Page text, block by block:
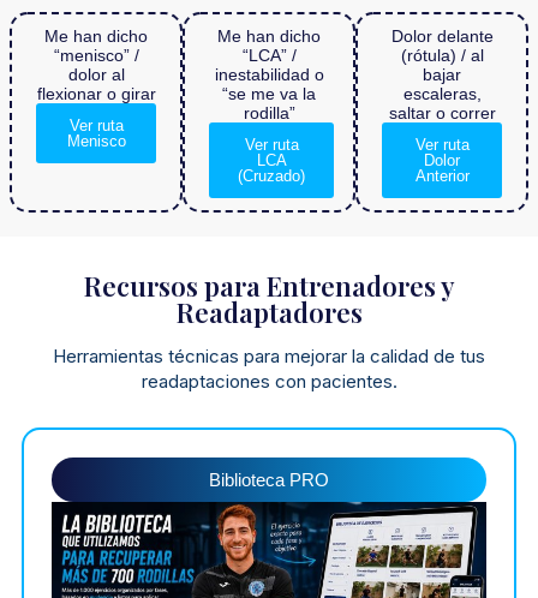
Me han dicho
“menisco” /
dolor al
flexionar o girar
Ver ruta
Menisco
Me han dicho
“LCA” /
inestabilidad o
“se me va la
rodilla”
Ver ruta
LCA
(Cruzado)
Dolor delante
(rótula) / al
bajar
escaleras,
saltar o correr
Ver ruta
Dolor
Anterior
Recursos para Entrenadores y
Readaptadores
Herramientas técnicas para mejorar la calidad de tus
readaptaciones con pacientes.
Biblioteca PRO